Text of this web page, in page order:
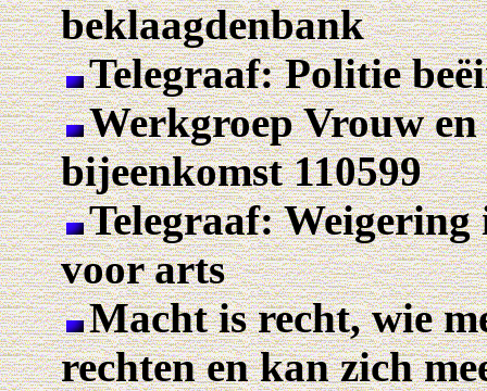
beklaagdenbank
Telegraaf: Politie
Werkgroep Vrouw
bijeenkomst 110599
Telegraaf: Weigering
voor arts
Macht is recht, wie
rechten en kan zich